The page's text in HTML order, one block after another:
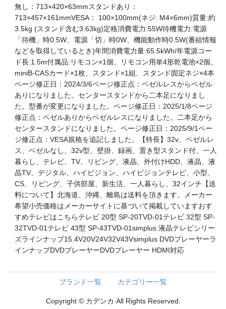
無し：713×420×63mmスタンドあり：
713×457×161mmVESA： 100×100mm(ネジ: M4×6mm)質量:約
3.5kg (スタンド含む3.63kg)定格消費電力:55W待機電力:電源
「待機」時0.5W、電源「切」時0W、機能動作時0.5W(番組情報
などを取得しているとき)年間消費電力量:65.5kWh/年電源コー
ド長:1.5m付属品:リモコン×1個、リモコン用単4形乾電池×2個、
miniB-CASカード×1枚、スタンド×1組、スタンド固定ネジ×4本
ページ修正日：2024/3/6ページ修正点：ベゼルレスからベゼル
ありになりました。センタースタンドから二本足になりまし
た。型番が変更になりました。ページ修正日：2025/1/8ページ
修正点：ベゼルありからベゼルレスになりました。二本足から
センタースタンドになりました。ページ修正日：2025/9/1ペー
ジ修正点：VESA規格を追記しました。【特長】32v、ベゼルレ
ス、ベゼルなし、32v型、壁掛、録画、置き型スタンド付、一人
暮らし、テレビ、TV、リビング、液晶、外付けHDD、液晶、液
晶TV、デジタル、ハイビジョン、ハイビジョンテレビ、小型、
CS、リビング、子供部屋、新生活、一人暮らし、32インチ【送
料について】北海道、沖縄、離島は送料を頂きます。メーカー
希望小売価格はメーカーサイトに基づいて掲載していますおす
すめテレビはこちらテレビ 20型 SP-20TVD-01テレビ 32型 SP-
32TVD-01テレビ 43型 SP-43TVD-01simplus 液晶テレビシリー
ズラインナップ15.4V20V24V32V43Vsimplus DVDプレーヤーラ
インナップDVDプレーヤーDVDプレーヤー HDMI対応
ブランド一覧 カテゴリー一覧
Copyright © カデンカ All Rights Reserved.